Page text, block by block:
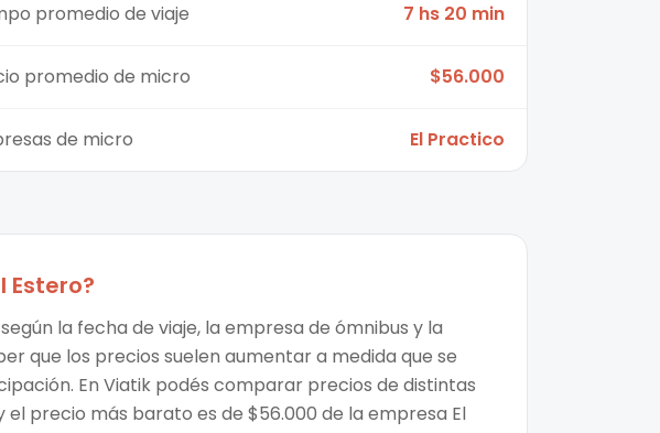
promedio de viaje 7 hs 20 min
promedio de micro $56.000
de micro El Practico
Estero?
la fecha de viaje, la empresa de ómnibus y la
que los precios suelen aumentar a medida que se
En Viatik podés comparar precios de distintas
precio más barato es de $56.000 de la empresa El